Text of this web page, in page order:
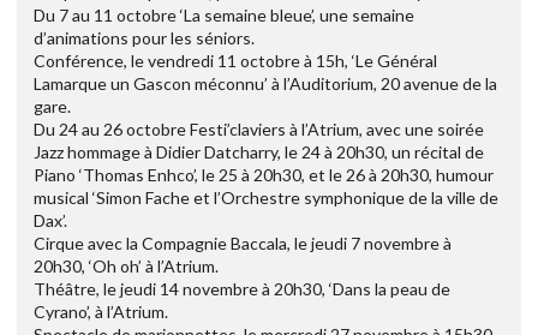
Du 7 au 11 octobre ‘La semaine bleue’, une semaine
d’animations pour les séniors.
Conférence, le vendredi 11 octobre à 15h, ‘Le Général
Lamarque un Gascon méconnu’ à l’Auditorium, 20 avenue de la
gare.
Du 24 au 26 octobre Festi’claviers à l’Atrium, avec une soirée
Jazz hommage à Didier Datcharry, le 24 à 20h30, un récital de
Piano ‘Thomas Enhco’, le 25 à 20h30, et le 26 à 20h30, humour
musical ‘Simon Fache et l’Orchestre symphonique de la ville de
Dax’.
Cirque avec la Compagnie Baccala, le jeudi 7 novembre à
20h30, ‘Oh oh’ à l’Atrium.
Théâtre, le jeudi 14 novembre à 20h30, ‘Dans la peau de
Cyrano’, à l’Atrium.